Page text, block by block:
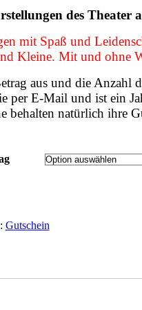
des Theater
mit Spaß und
Kleine. Mit und ohne
aus und die Anzahl
per E-Mail und ist ein
behalten natürlich ihre
Gutschein